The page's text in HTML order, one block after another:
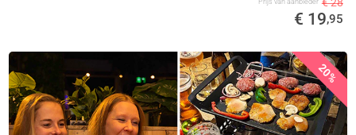
Prijs van aanbieder
€ 19,95
20%